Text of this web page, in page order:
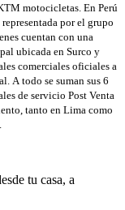
motocicletas. En Perú
representada por el grupo
cuentan con una
ubicada en Surco y
comerciales oficiales a
A todo se suman sus 6
de servicio Post Venta
tanto en Lima como
tu casa, a